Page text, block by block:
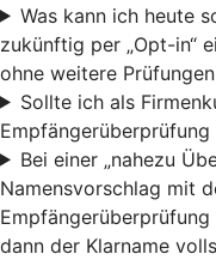
Was kann ich heute
zukünftig per „Opt-in“
ohne weitere
Sollte ich als
Empfängerüberprüfung
Bei einer „nahezu
Namensvorschlag mit
dann der Klarname